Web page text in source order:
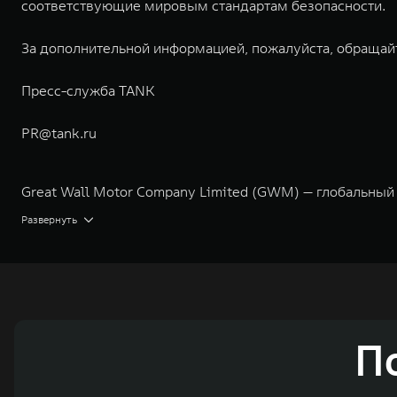
соответствующие мировым стандартам безопасности.
За дополнительной информацией, пожалуйста,
Пресс-служба TANK
PR@tank.ru
Great Wall Motor Company Limited (GWM) —
экологичном производстве. Компания была
электромобилей ORA, премиальных кроссоверов
Развернуть